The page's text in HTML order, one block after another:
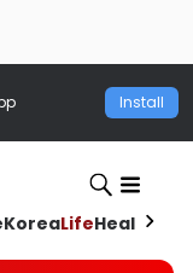
Install
KoreaLifeHealth